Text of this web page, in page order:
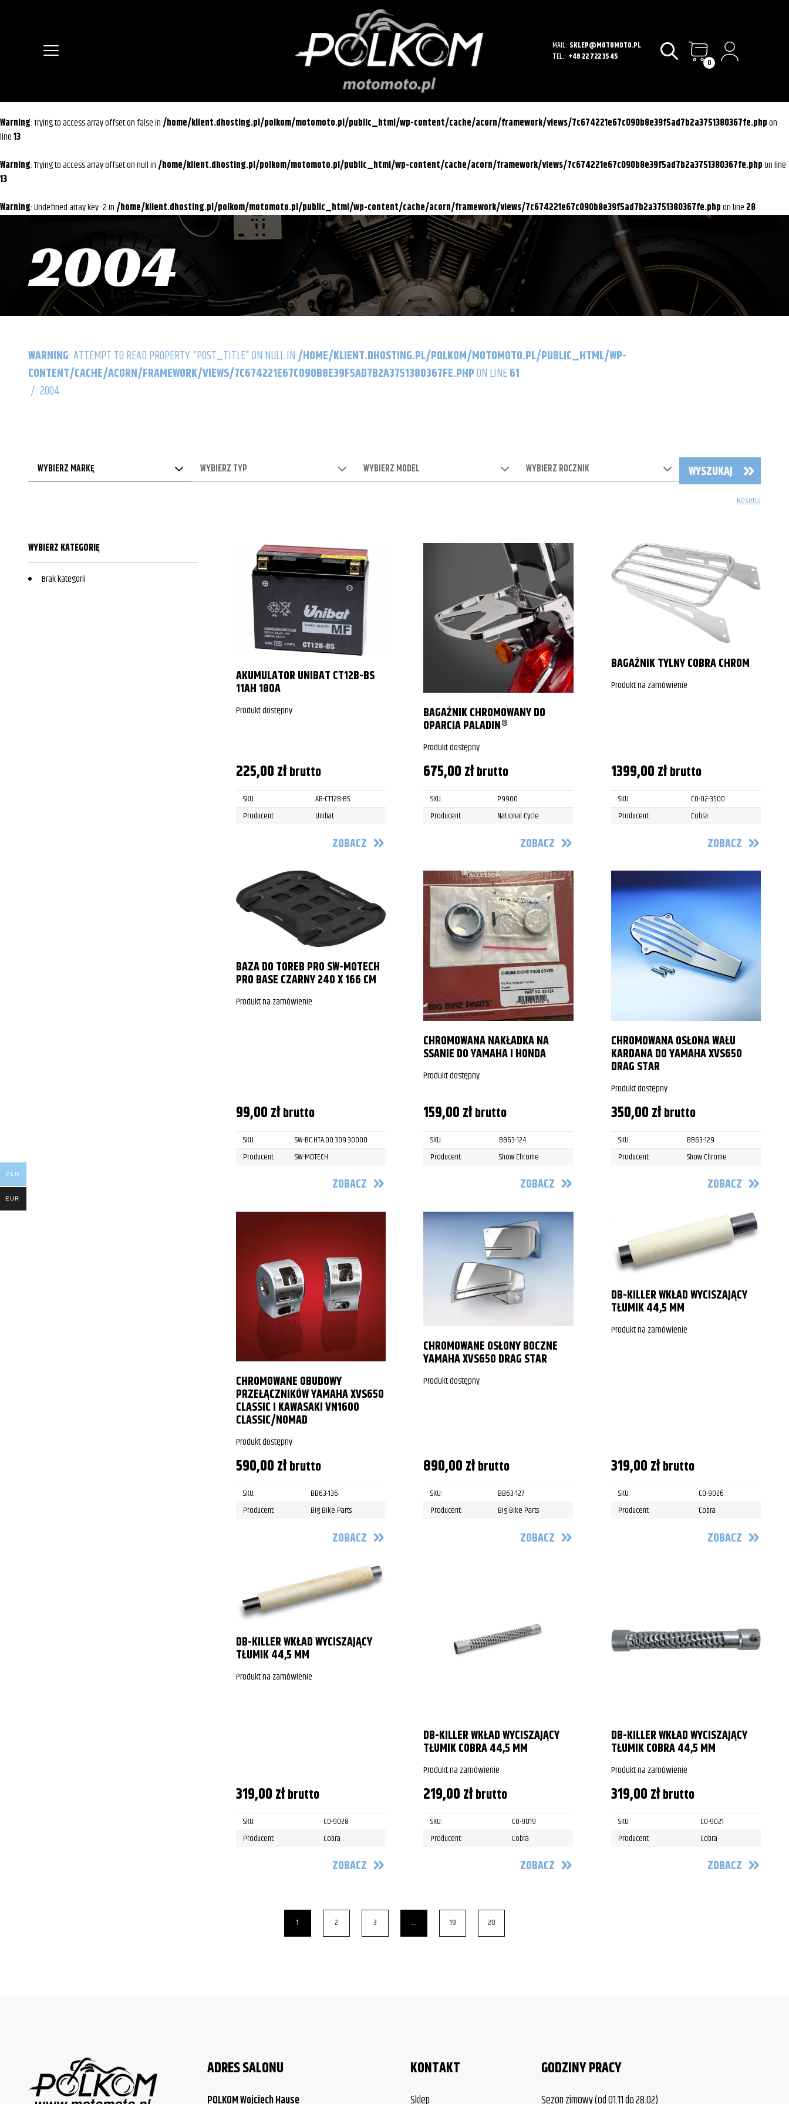
MAIL: SKLEP@MOTOMOTO.PL
TEL.: +48 22 722 35 45 0
Warning : Trying to access array offset on false in/home/klient.dhosting.pl/polkom/motomoto.pl/public_html/wp-content/cache/acorn/framework/views/7c674221e67c090b8e39f5ad7b2a3751380367fe.phpon
line13
Warning : Trying to access array offset on null in/home/klient.dhosting.pl/polkom/motomoto.pl/public_html/wp-content/cache/acorn/framework/views/7c674221e67c090b8e39f5ad7b2a3751380367fe.phpon line
13
Warning : Undefined array key -2 in/home/klient.dhosting.pl/polkom/motomoto.pl/public_html/wp-content/cache/acorn/framework/views/7c674221e67c090b8e39f5ad7b2a3751380367fe.phpon line 28
2004
WARNING : ATTEMPT TO READ PROPERTY "POST_TITLE" ON NULL IN/HOME/KLIENT.DHOSTING.PL/POLKOM/MOTOMOTO.PL/PUBLIC_HTML/WP-
CONTENT/CACHE/ACORN/FRAMEWORK/VIEWS/7C674221E67C090B8E39F5AD7B2A3751380367FE.PHPON LINE61
/ 2004
WYBIERZ MARKĘ WYBIERZ TYP WYBIERZ MODEL WYBIERZ ROCZNIK WYSZUKAJ
Resetuj
WYBIERZ KATEGORIĘ
Brak kategorii
AKUMULATOR UNIBAT CT12B-BS
11AH 180A
Produkt dostępny
225,00złbrutto
SKU:
AB-CT12B-BS
Producent:
Unibat
ZOBACZ
BAGAŻNIK CHROMOWANY DO
OPARCIA PALADIN®
Produkt dostępny
675,00złbrutto
SKU:
P9900
Producent:
National Cycle
ZOBACZ
BAGAŻNIK TYLNY COBRA CHROM
Produkt na zamówienie
1399,00złbrutto
SKU:
CO-02-3500
Producent:
Cobra
ZOBACZ
BAZA DO TOREB PRO SW-MOTECH
PRO BASE CZARNY 240 X 166 CM
Produkt na zamówienie
99,00złbrutto
SKU:
SW-BC.HTA.00.309.30000
Producent:
SW-MOTECH
ZOBACZ
CHROMOWANA NAKŁADKA NA
SSANIE DO YAMAHA I HONDA
Produkt dostępny
159,00złbrutto
SKU:
BB63-124
Producent:
Show Chrome
ZOBACZ
CHROMOWANA OSŁONA WAŁU
KARDANA DO YAMAHA XVS650
DRAG STAR
Produkt dostępny
350,00złbrutto
SKU:
BB63-129
Producent:
Show Chrome
ZOBACZ
CHROMOWANE OBUDOWY
PRZEŁĄCZNIKÓW YAMAHA XVS650
CLASSIC I KAWASAKI VN1600
CLASSIC/NOMAD
Produkt dostępny
590,00złbrutto
SKU:
BB63-136
Producent:
Big Bike Parts
ZOBACZ
CHROMOWANE OSŁONY BOCZNE
YAMAHA XVS650 DRAG STAR
Produkt dostępny
890,00złbrutto
SKU:
BB63-127
Producent:
Big Bike Parts
ZOBACZ
DB-KILLER WKŁAD WYCISZAJĄCY
TŁUMIK 44,5 MM
Produkt na zamówienie
319,00złbrutto
SKU:
CO-9026
Producent:
Cobra
ZOBACZ
DB-KILLER WKŁAD WYCISZAJĄCY
TŁUMIK 44,5 MM
Produkt na zamówienie
319,00złbrutto
SKU:
CO-9028
Producent:
Cobra
ZOBACZ
DB-KILLER WKŁAD WYCISZAJĄCY
TŁUMIK COBRA 44,5 MM
Produkt na zamówienie
219,00złbrutto
SKU:
CO-9019
Producent:
Cobra
ZOBACZ
DB-KILLER WKŁAD WYCISZAJĄCY
TŁUMIK COBRA 44,5 MM
Produkt na zamówienie
319,00złbrutto
SKU:
CO-9021
Producent:
Cobra
ZOBACZ
1 2 3 … 19 20
ADRES SALONU
POLKOM Wojciech Hause
KONTAKT
Sklep
GODZINY PRACY
Sezon zimowy (od 01.11 do 28.02)
PLN
EUR